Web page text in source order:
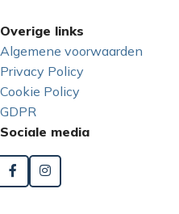
Overige links
Algemene voorwaarden
Privacy Policy
Cookie Policy
GDPR
Sociale media